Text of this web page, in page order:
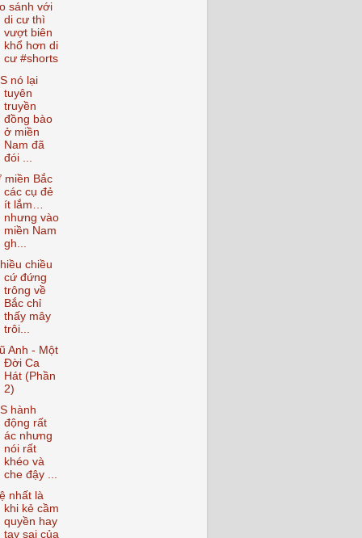
sánh với
di cư thì
vượt biên
khổ hơn di
cư #shorts
nó lại
tuyên
truyền
đồng bào
ở miền
Nam đã
đói ...
miền Bắc
các cụ đẻ
ít lắm…
nhưng vào
miền Nam
gh...
chiều
cứ đứng
trông về
Bắc chỉ
thấy mây
trôi...
Anh - Một
Đời Ca
Hát (Phần
2)
hành
động rất
ác nhưng
nói rất
khéo và
che đậy ...
nhất là
khi kẻ cầm
quyền hay
tay sai của